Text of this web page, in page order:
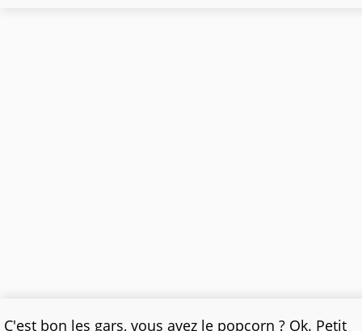
C'est bon les gars, vous avez le popcorn ? Ok. Petit